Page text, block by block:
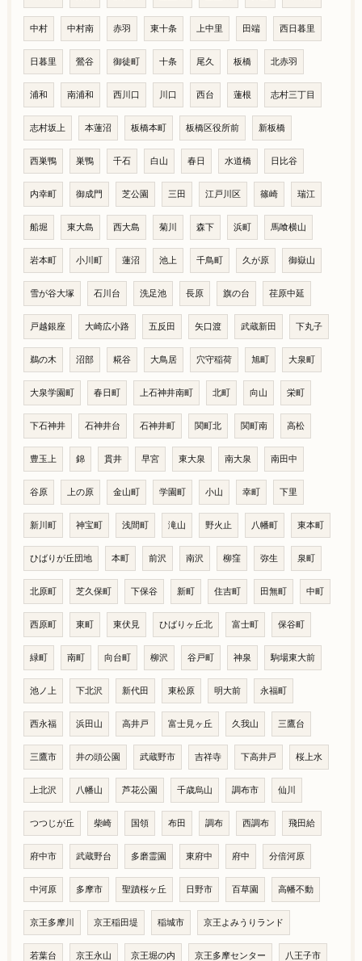
中村 中村南 赤羽 東十条 上中里 田端 西日暮里
日暮里 鶯谷 御徒町 十条 尾久 板橋 北赤羽
浦和 南浦和 西川口 川口 西台 蓮根 志村三丁目
志村坂上 本蓮沼 板橋本町 板橋区役所前 新板橋
西巣鴨 巣鴨 千石 白山 春日 水道橋 日比谷
内幸町 御成門 芝公園 三田 江戸川区 篠崎 瑞江
船堀 東大島 西大島 菊川 森下 浜町 馬喰横山
岩本町 小川町 蓮沼 池上 千鳥町 久が原 御嶽山
雪が谷大塚 石川台 洗足池 長原 旗の台 荏原中延
戸越銀座 大崎広小路 五反田 矢口渡 武蔵新田 下丸子
鵜の木 沼部 糀谷 大鳥居 穴守稲荷 旭町 大泉町
大泉学園町 春日町 上石神井南町 北町 向山 栄町
下石神井 石神井台 石神井町 関町北 関町南 高松
豊玉上 錦 貫井 早宮 東大泉 南大泉 南田中
谷原 上の原 金山町 学園町 小山 幸町 下里
新川町 神宝町 浅間町 滝山 野火止 八幡町 東本町
ひばりが丘団地 本町 前沢 南沢 柳窪 弥生 泉町
北原町 芝久保町 下保谷 新町 住吉町 田無町 中町
西原町 東町 東伏見 ひばりヶ丘北 富士町 保谷町
緑町 南町 向台町 柳沢 谷戸町 神泉 駒場東大前
池ノ上 下北沢 新代田 東松原 明大前 永福町
西永福 浜田山 高井戸 富士見ヶ丘 久我山 三鷹台
三鷹市 井の頭公園 武蔵野市 吉祥寺 下高井戸 桜上水
上北沢 八幡山 芦花公園 千歳烏山 調布市 仙川
つつじが丘 柴崎 国領 布田 調布 西調布 飛田給
府中市 武蔵野台 多磨霊園 東府中 府中 分倍河原
中河原 多摩市 聖蹟桜ヶ丘 日野市 百草園 高幡不動
京王多摩川 京王稲田堤 稲城市 京王よみうりランド
若葉台 京王永山 京王堀の内 京王多摩センター 八王子市